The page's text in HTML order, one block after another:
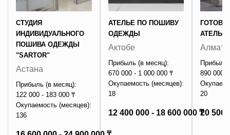
СТУДИЯ
ИНДИВИДУАЛЬНОГО
ПОШИВА ОДЕЖДЫ
"SARTOR"
Астана
Прибыль (в месяц):
122 000 - 183 000 ₸
Окупаемость (месяцев):
136
АТЕЛЬЕ ПО ПОШИВУ
ОДЕЖДЫ
Актобе
Прибыль (в месяц):
670 000 - 1 000 000 ₸
Окупаемость (месяцев):
18
12 400 000 - 18 600 000 ₸
АТЕЛЬЕ
Прибыль
890 000
20
20 500